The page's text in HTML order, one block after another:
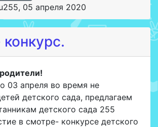
, 05 апреля 2020
03 апреля во время не
детского сада, предлагаем
детского сада 255
в смотре- конкурсе детского